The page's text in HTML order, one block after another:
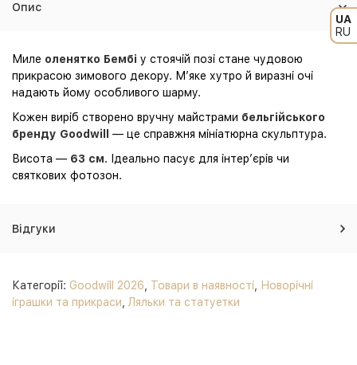
UA
RU
Опис
Миле оленятко Бембі у стоячій позі стане чудовою
прикрасою зимового декору. М’яке хутро й виразні очі
надають йому особливого шарму.
Кожен виріб створено вручну майстрами бельгійського
бренду Goodwill
— це справжня мініатюрна скульптура.
Висота — 63 см. Ідеально пасує для інтер’єрів чи
святкових фотозон.
Відгуки
Категорії: Goodwill 2026 Товари в наявності
Новорічні
іграшки та прикраси Ляльки та статуетки